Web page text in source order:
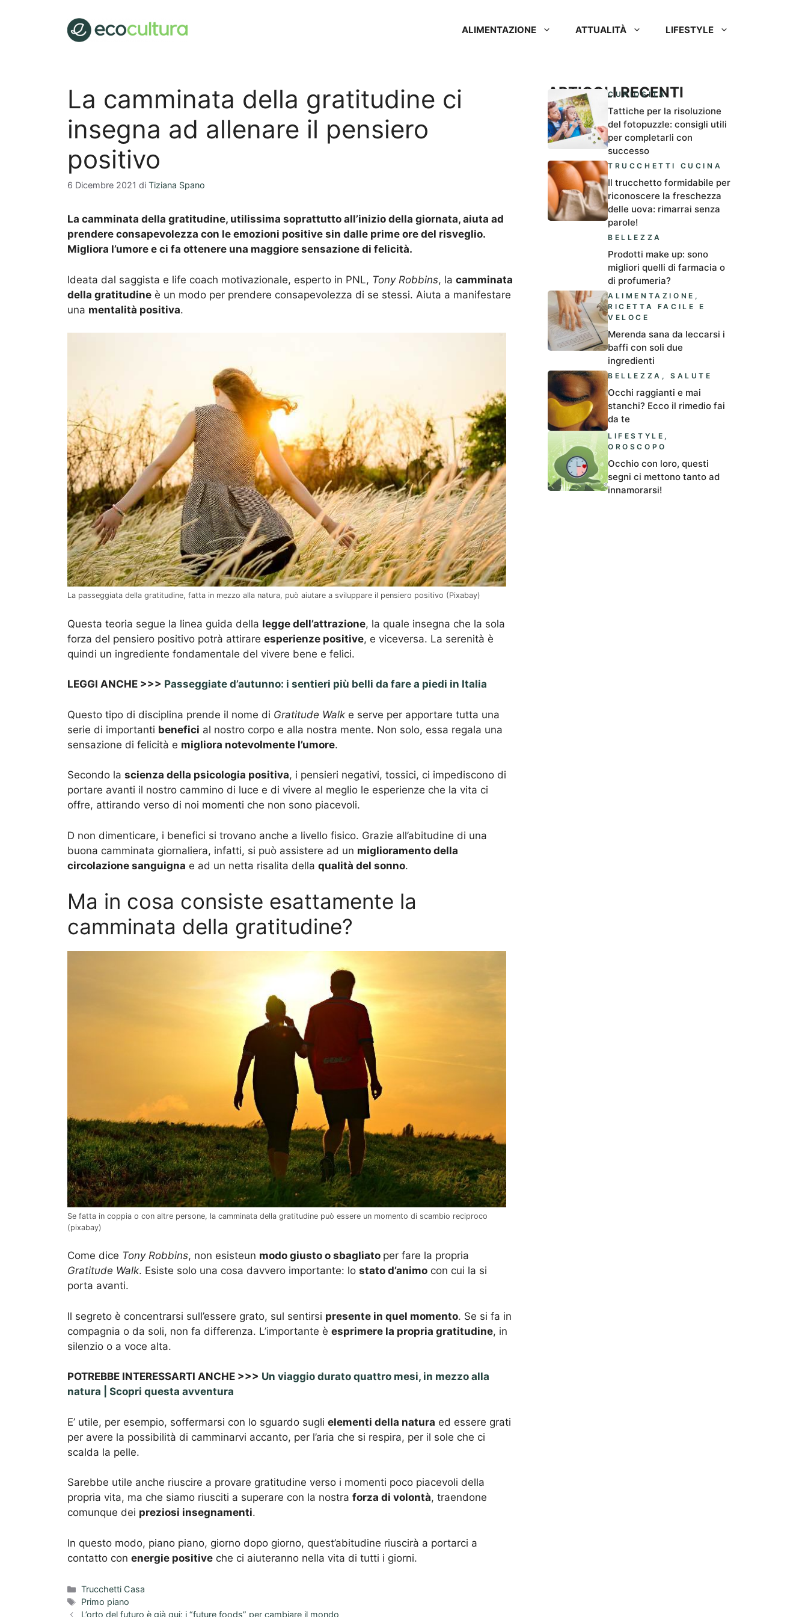
ALIMENTAZIONE ATTUALITÀ LIFESTYLE
La camminata della gratitudine ci
insegna ad allenare il pensiero
positivo
6 Dicembre 2021 di Tiziana Spano
La camminata della gratitudine, utilissima soprattutto all’inizio della giornata, aiuta ad
prendere consapevolezza con le emozioni positive sin dalle prime ore del risveglio.
Migliora l’umore e ci fa ottenere una maggiore sensazione di felicità.
Ideata dal saggista e life coach motivazionale, esperto in PNL, Tony Robbins, la camminata
della gratitudine è un modo per prendere consapevolezza di se stessi. Aiuta a manifestare
una mentalità positiva.
La passeggiata della gratitudine, fatta in mezzo alla natura, può aiutare a sviluppare il pensiero positivo (Pixabay)
Questa teoria segue la linea guida della legge dell’attrazione, la quale insegna che la sola
forza del pensiero positivo potrà attirare esperienze positive, e viceversa. La serenità è
quindi un ingrediente fondamentale del vivere bene e felici.
LEGGI ANCHE >>> Passeggiate d’autunno: i sentieri più belli da fare a piedi in Italia
Questo tipo di disciplina prende il nome di Gratitude Walk e serve per apportare tutta una
serie di importanti benefici al nostro corpo e alla nostra mente. Non solo, essa regala una
sensazione di felicità e migliora notevolmente l’umore.
Secondo la scienza della psicologia positiva, i pensieri negativi, tossici, ci impediscono di
portare avanti il nostro cammino di luce e di vivere al meglio le esperienze che la vita ci
offre, attirando verso di noi momenti che non sono piacevoli.
D non dimenticare, i benefici si trovano anche a livello fisico. Grazie all’abitudine di una
buona camminata giornaliera, infatti, si può assistere ad un miglioramento della
circolazione sanguigna e ad un netta risalita della qualità del sonno.
Ma in cosa consiste esattamente la
camminata della gratitudine?
Se fatta in coppia o con altre persone, la camminata della gratitudine può essere un momento di scambio reciproco
(pixabay)
Come dice Tony Robbins, non esisteun modo giusto o sbagliato per fare la propria
Gratitude Walk. Esiste solo una cosa davvero importante: lo stato d’animo con cui la si
porta avanti.
Il segreto è concentrarsi sull’essere grato, sul sentirsi presente in quel momento. Se si fa in
compagnia o da soli, non fa differenza. L’importante è esprimere la propria gratitudine, in
silenzio o a voce alta.
POTREBBE INTERESSARTI ANCHE >>> Un viaggio durato quattro mesi, in mezzo alla
natura | Scopri questa avventura
E’ utile, per esempio, soffermarsi con lo sguardo sugli elementi della natura ed essere grati
per avere la possibilità di camminarvi accanto, per l’aria che si respira, per il sole che ci
scalda la pelle.
Sarebbe utile anche riuscire a provare gratitudine verso i momenti poco piacevoli della
propria vita, ma che siamo riusciti a superare con la nostra forza di volontà, traendone
comunque dei preziosi insegnamenti.
In questo modo, piano piano, giorno dopo giorno, quest’abitudine riuscirà a portarci a
contatto con energie positive che ci aiuteranno nella vita di tutti i giorni.
Categorie
Trucchetti Casa
Tag
Primo piano
L’orto del futuro è già qui: i “future foods” per cambiare il mondo
ARTICOLI RECENTI
CURIOSITÀ
Tattiche per la risoluzione
del fotopuzzle: consigli utili
per completarli con
successo
TRUCCHETTI CUCINA
Il trucchetto formidabile per
riconoscere la freschezza
delle uova: rimarrai senza
parole!
BELLEZZA
Prodotti make up: sono
migliori quelli di farmacia o
di profumeria?
ALIMENTAZIONE ,
RICETTA FACILE E
VELOCE
Merenda sana da leccarsi i
baffi con soli due
ingredienti
BELLEZZA ,SALUTE
Occhi raggianti e mai
stanchi? Ecco il rimedio fai
da te
LIFESTYLE ,
OROSCOPO
Occhio con loro, questi
segni ci mettono tanto ad
innamorarsi!